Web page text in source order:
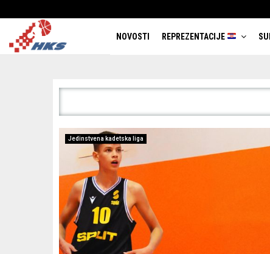
NOVOSTI REPREZENTACIJE
Jedinstvena kadetska liga